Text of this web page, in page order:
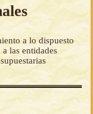
a lo dispuesto
las entidades